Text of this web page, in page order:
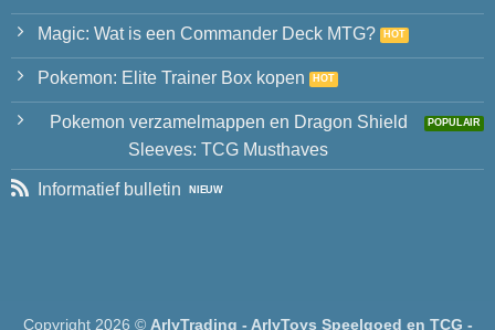
Magic: Wat is een Commander Deck MTG?
Pokemon: Elite Trainer Box kopen
Pokemon verzamelmappen en Dragon Shield
Sleeves: TCG Musthaves
Informatief bulletin
Copyright 2026 © ArlyTrading - ArlyToys Speelgoed en TCG -